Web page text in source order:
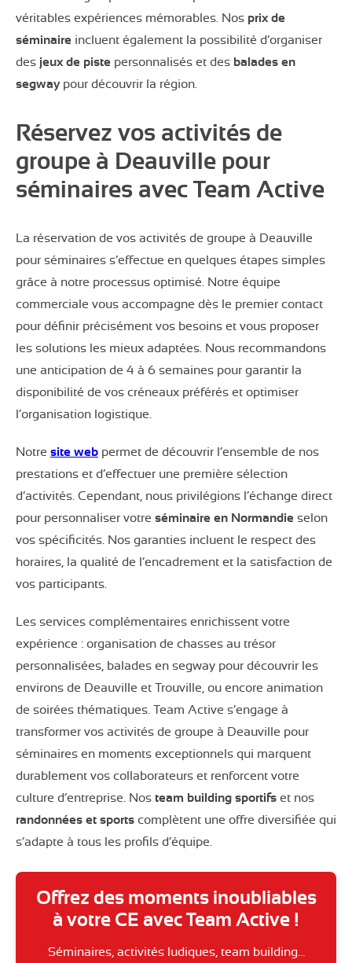
véritables expériences mémorables. Nos prix de
séminaire incluent également la possibilité d’organiser
des jeux de piste personnalisés et des balades en
segwaypour découvrir la région.
Réservez vos activités de
groupe à Deauville pour
séminaires avec Team Active
La réservation de vos activités de groupe à Deauville
pour séminaires s’effectue en quelques étapes simples
grâce à notre processus optimisé. Notre équipe
commerciale vous accompagne dès le premier contact
pour définir précisément vos besoins et vous proposer
les solutions les mieux adaptées. Nous recommandons
une anticipation de 4 à 6 semaines pour garantir la
disponibilité de vos créneaux préférés et optimiser
l’organisation logistique.
Notre site web permet de découvrir l’ensemble de nos
prestations et d’effectuer une première sélection
d’activités. Cependant, nous privilégions l’échange direct
pour personnaliser votre séminaire en Normandie selon
vos spécificités. Nos garanties incluent le respect des
horaires, la qualité de l’encadrement et la satisfaction de
vos participants.
Les services complémentaires enrichissent votre
expérience : organisation de chasses au trésor
personnalisées, balades en segway pour découvrir les
environs de Deauville et Trouville, ou encore animation
de soirées thématiques. Team Active s’engage à
transformer vos activités de groupe à Deauville pour
séminaires en moments exceptionnels qui marquent
durablement vos collaborateurs et renforcent votre
culture d’entreprise. Nos team building sportifs et nos
randonnées et sports complètent une offre diversifiée qui
s’adapte à tous les profils d’équipe.
Offrez des moments inoubliables
à votre CE avec Team Active !
Séminaires, activités ludiques, team building…